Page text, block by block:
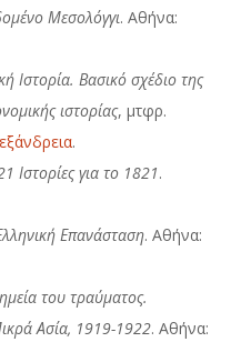
Μεσολόγγι. Αθήνα:
Ιστορία. Βασικό σχέδιο της
ιστορίας, μτφρ.
.
Ιστορίες για το 1821.
Επανάσταση. Αθήνα:
του τραύματος.
Ασία, 1919-1922. Αθήνα: